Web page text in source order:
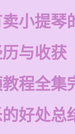
小提琴
与收获
程全集
好处总